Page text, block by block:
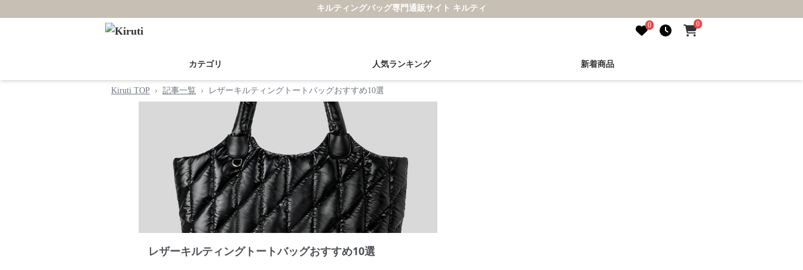
キルティングバッグ専門通販サイト キルティ
0 0
カテゴリ 人気ランキング 新着商品
Kiruti TOP › 記事一覧 › レザーキルティングトートバッグおすすめ10選
レザーキルティングトートバッグおすすめ10選